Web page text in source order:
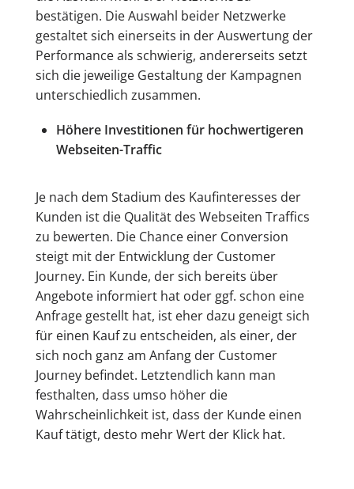
bestätigen. Die Auswahl beider Netzwerke
gestaltet sich einerseits in der Auswertung der
Performance als schwierig, andererseits setzt
sich die jeweilige Gestaltung der Kampagnen
unterschiedlich zusammen.
Höhere Investitionen für hochwertigeren
Webseiten-Traffic
Je nach dem Stadium des Kaufinteresses der
Kunden ist die Qualität des Webseiten Traffics
zu bewerten. Die Chance einer Conversion
steigt mit der Entwicklung der Customer
Journey. Ein Kunde, der sich bereits über
Angebote informiert hat oder ggf. schon eine
Anfrage gestellt hat, ist eher dazu geneigt sich
für einen Kauf zu entscheiden, als einer, der
sich noch ganz am Anfang der Customer
Journey befindet. Letztendlich kann man
festhalten, dass umso höher die
Wahrscheinlichkeit ist, dass der Kunde einen
Kauf tätigt, desto mehr Wert der Klick hat.